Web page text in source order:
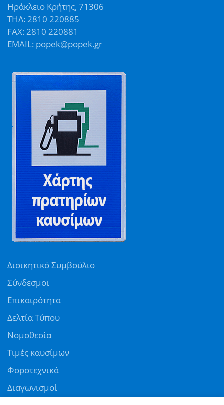
Ηράκλειο Κρήτης, 71306
ΤΗΛ: 2810 220885
FAX: 2810 220881
EMAIL: popek@popek.gr
Διοικητικό Συμβούλιο
Σύνδεσμοι
Επικαιρότητα
Δελτία Τύπου
Νομοθεσία
Τιμές καυσίμων
Φοροτεχνικά
Διαγωνισμοί